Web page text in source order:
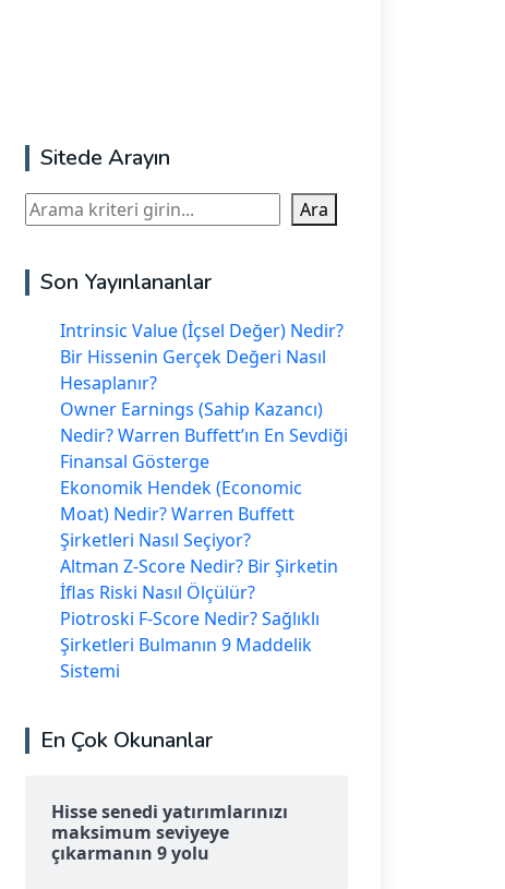
Sitede Arayın
Ara Ara
Son Yayınlananlar
Intrinsic Value (İçsel Değer) Nedir?
Bir Hissenin Gerçek Değeri Nasıl
Hesaplanır?
Owner Earnings (Sahip Kazancı)
Nedir? Warren Buffett’ın En Sevdiği
Finansal Gösterge
Ekonomik Hendek (Economic
Moat) Nedir? Warren Buffett
Şirketleri Nasıl Seçiyor?
Altman Z-Score Nedir? Bir Şirketin
İflas Riski Nasıl Ölçülür?
Piotroski F-Score Nedir? Sağlıklı
Şirketleri Bulmanın 9 Maddelik
Sistemi
En Çok Okunanlar
Hisse senedi yatırımlarınızı
maksimum seviyeye
çıkarmanın 9 yolu